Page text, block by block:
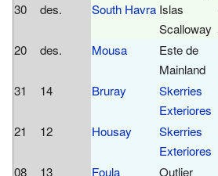
30 des. South Havra Islas
Scalloway
20 des. Mousa
Este de
Mainland
31 14 Bruray
Skerries
Exteriores
21 12 Housay
Skerries
Exteriores
08 13 Foula Outlier